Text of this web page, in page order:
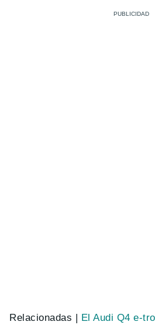
Relacionadas | El Audi Q4 e-